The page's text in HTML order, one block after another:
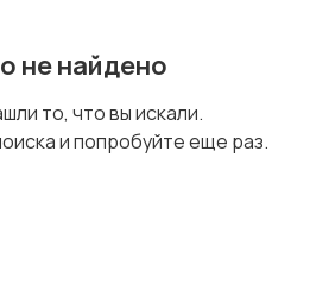
оборудование
не найдено
то, что вы искали.
и попробуйте еще раз.